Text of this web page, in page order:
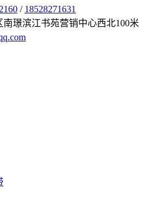
/ 18528271631
璟滨江书苑营销中心西北100米